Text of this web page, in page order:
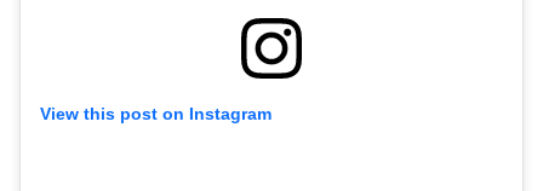
View this post on Instagram